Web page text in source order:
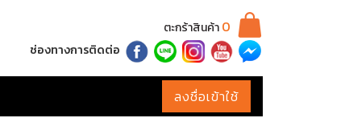
ตะกร้าสินค้า0
ช่องทางการติดต่อ
ลงชื่อเข้าใช้